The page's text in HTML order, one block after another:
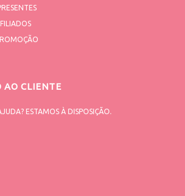
AO CLIENTE
ESTAMOS À DISPOSIÇÃO.